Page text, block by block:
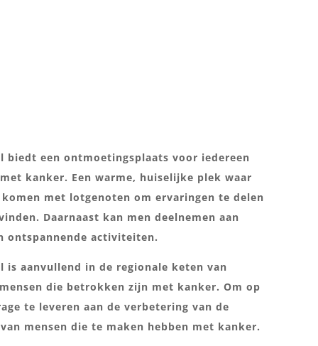
biedt een ontmoetingsplaats voor iedereen
kanker. Een warme, huiselijke plek waar
met lotgenoten om ervaringen te delen
Daarnaast kan men deelnemen aan
ontspannende activiteiten.
is aanvullend in de regionale keten van
die betrokken zijn met kanker. Om op
te leveren aan de verbetering van de
mensen die te maken hebben met kanker.